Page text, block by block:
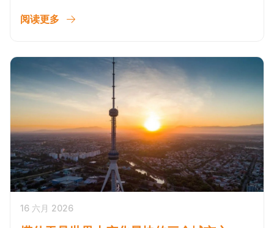
阅读更多
16 六月 2026